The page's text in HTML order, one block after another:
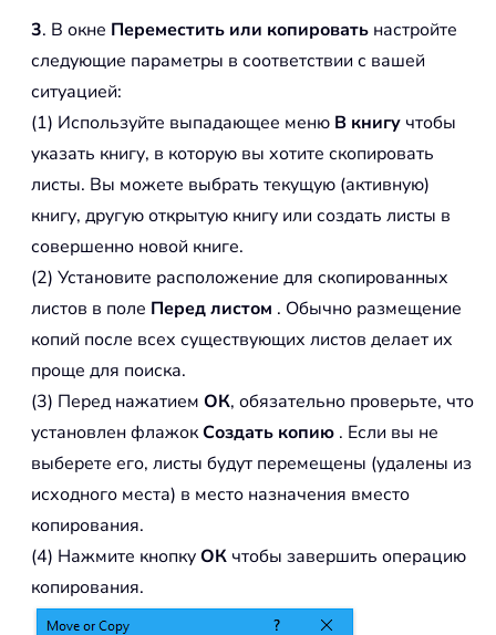
3. В окне Переместить или копировать настройте
следующие параметры в соответствии с вашей
ситуацией:
(1) Используйте выпадающее меню В книгу чтобы
указать книгу, в которую вы хотите скопировать
листы. Вы можете выбрать текущую (активную)
книгу, другую открытую книгу или создать листы в
совершенно новой книге.
(2) Установите расположение для скопированных
листов в поле Перед листом . Обычно размещение
копий после всех существующих листов делает их
проще для поиска.
(3) Перед нажатием ОК, обязательно проверьте, что
установлен флажокСоздать копию . Если вы не
выберете его, листы будут перемещены (удалены из
исходного места) в место назначения вместо
копирования.
(4) Нажмите кнопкуОК чтобы завершить операцию
копирования.